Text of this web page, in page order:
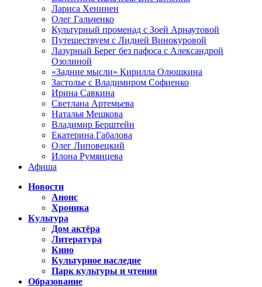
Лариса Хенинен
Олег Гальченко
Культурный променад с Зоей Арнаутовой
Путешествуем с Лидией Винокуровой
Лазурный Берег без пафоса с Александрой
Озолиной
«Задние мысли» Кирилла Олюшкина
Застолье с Владимиром Софиенко
Ирина Савкина
Светлана Артемьева
Наталья Мешкова
Владимир Берштейн
Екатерина Габалова
Олег Липовецкий
Илона Румянцева
Афиша
Новости
Анонс
Хроника
Культура
Дом актёра
Литература
Кино
Культурное наследие
Парк культуры и чтения
Образование